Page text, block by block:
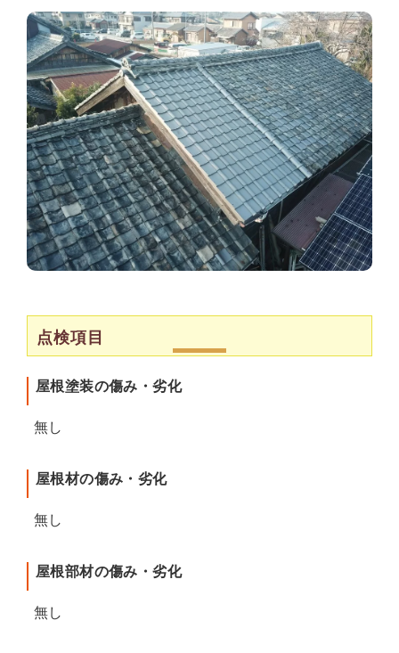
点検項目
屋根塗装の傷み・劣化
無し
屋根材の傷み・劣化
無し
屋根部材の傷み・劣化
無し